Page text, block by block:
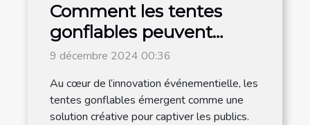
Comment les tentes
gonflables peuvent
dynamiser vos
9 décembre 2024 00:36
Au cœur de l’innovation événementielle, les
tentes gonflables émergent comme une
solution créative pour captiver les publics.